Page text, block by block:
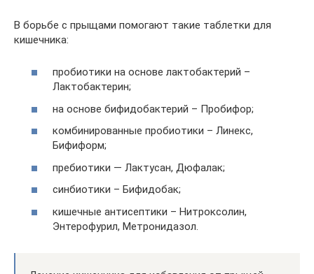
В борьбе с прыщами помогают такие таблетки для
кишечника:
пробиотики на основе лактобактерий –
Лактобактерин;
на основе бифидобактерий – Пробифор;
комбинированные пробиотики – Линекс,
Бифиформ;
пребиотики — Лактусан, Дюфалак;
синбиотики – Бифидобак;
кишечные антисептики – Нитроксолин,
Энтерофурил, Метронидазол.